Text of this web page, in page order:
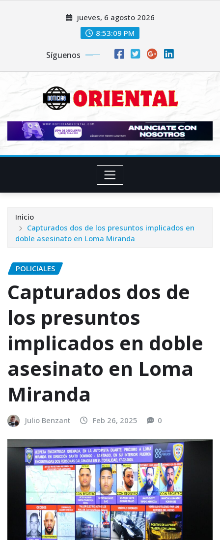
jueves, 6 agosto 2026
8:53:12 PM
Síguenos
Inicio
Capturados dos de los presuntos implicados en
doble asesinato en Loma Miranda
POLICIALES
Capturados dos de
los presuntos
implicados en doble
asesinato en Loma
Miranda
Julio Benzant Feb 26, 2025 0